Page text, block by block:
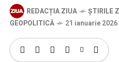
REDACȚIA ZIUA ȘTIRILE
GEOPOLITICĂ
21 ianuarie 2026